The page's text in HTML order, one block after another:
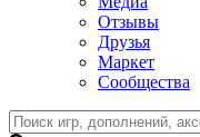
Отзывы
Друзья
Маркет
Сообщества